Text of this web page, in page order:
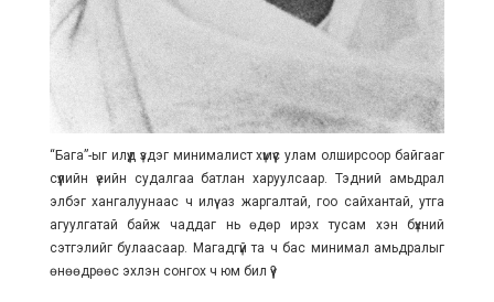
“Бага”-ыг илүүд үздэг минималист хүмүүс улам олширсоор байгааг
сүүлийн үеийн судалгаа батлан харуулсаар. Тэдний амьдрал
элбэг хангалуунаас ч илүү аз жаргалтай, гоо сайхантай, утга
агуулгатай байж чаддаг нь өдөр ирэх тусам хэн бүхний
сэтгэлийг булаасаар. Магадгүй та ч бас минимал амьдралыг
өнөөдрөөс эхлэн сонгох ч юм бил үү?